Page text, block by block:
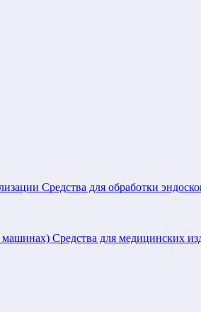
Средства для обработки
Средства для медицинских